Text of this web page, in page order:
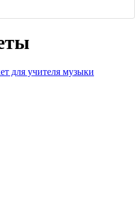
для учителя музыки